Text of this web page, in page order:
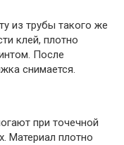
из трубы такого же
клей, плотно
После
снимается.
при точечной
Материал плотно